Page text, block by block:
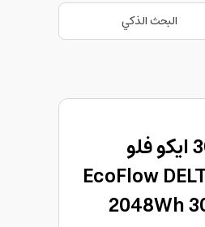
البحث الذكي
بطارية متنقلة سعة 2048Wh قدرة 3000W ايكو فلو
EcoFlow
2048Wh